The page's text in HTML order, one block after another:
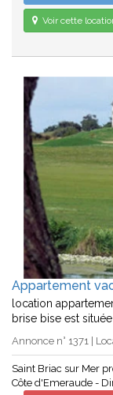
Voir cette
Appartement
location
brise bise est
Annonce n° 1371 |
Saint Briac sur Mer
Côte d'Emeraude -